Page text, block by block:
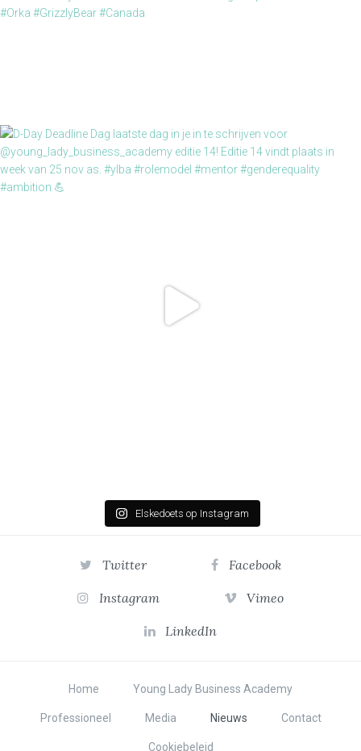
Elskedoets op Instagram
Twitter Facebook
Instagram Vimeo
LinkedIn
Home Young Lady Business Academy
Professioneel Media Nieuws Contact
Cookiebeleid